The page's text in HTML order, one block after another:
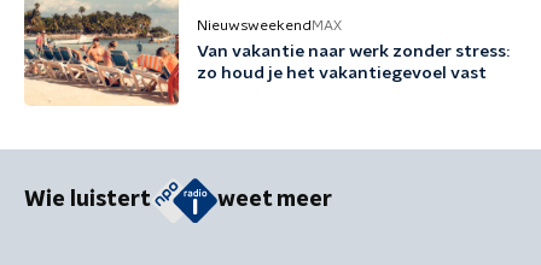
Nieuwsweekend MAX
Van vakantie naar werk zonder stress:
zo houd je het vakantiegevoel vast
Wie luistert weet meer